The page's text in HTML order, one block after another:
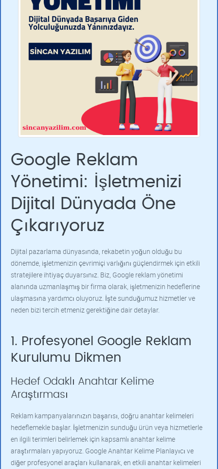
Google Reklam
Yönetimi: İşletmenizi
Dijital Dünyada Öne
Çıkarıyoruz
Dijital pazarlama dünyasında, rekabetin yoğun olduğu bu
dönemde, işletmenizin çevrimiçi varlığını güçlendirmek için etkili
stratejilere ihtiyaç duyarsınız. Biz, Google reklam yönetimi
alanında uzmanlaşmış bir firma olarak, işletmenizin hedeflerine
ulaşmasına yardımcı oluyoruz. İşte sunduğumuz hizmetler ve
neden bizi tercih etmeniz gerektiğine dair detaylar.
1. Profesyonel Google Reklam
Kurulumu Dikmen
Hedef Odaklı Anahtar Kelime
Araştırması
Reklam kampanyalarınızın başarısı, doğru anahtar kelimeleri
hedeflemekle başlar. İşletmenizin sunduğu ürün veya hizmetlerle
en ilgili terimleri belirlemek için kapsamlı anahtar kelime
araştırmaları yapıyoruz. Google Anahtar Kelime Planlayıcı ve
diğer profesyonel araçları kullanarak, en etkili anahtar kelimeleri